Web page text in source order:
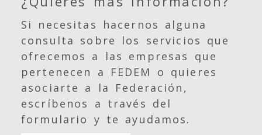
Si necesitas hacernos alguna
consulta sobre los servicios que
ofrecemos a las empresas que
pertenecen a FEDEM o quieres
asociarte a la Federación,
escríbenos a través del
formulario y te ayudamos.